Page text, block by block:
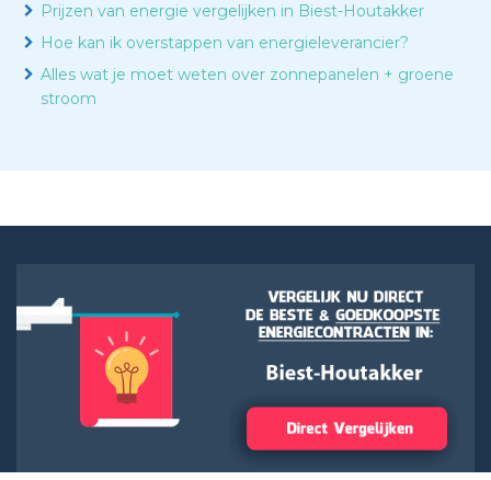
Prijzen van energie vergelijken in Biest-Houtakker
Hoe kan ik overstappen van energieleverancier?
Alles wat je moet weten over zonnepanelen + groene
stroom